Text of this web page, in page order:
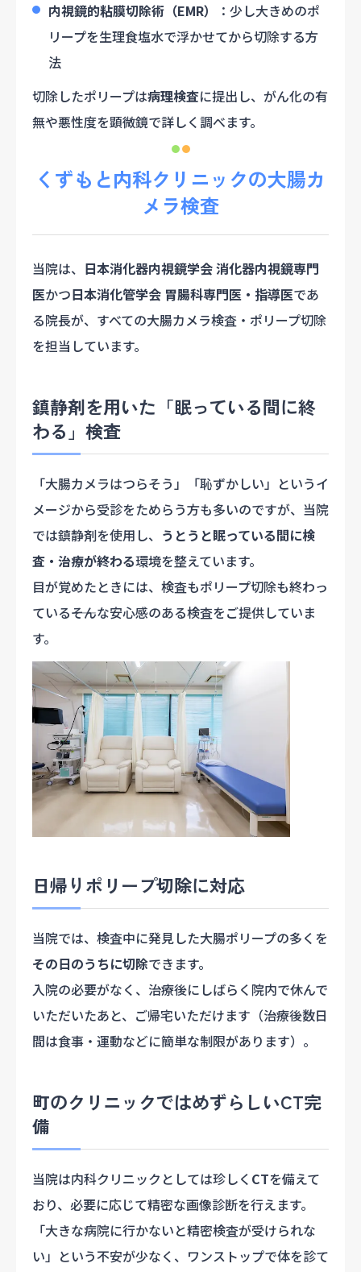
内視鏡的粘膜切除術（EMR）
：少し大きめのポ
リープを生理食塩水で浮かせてから切除する方
法
切除したポリープは病理検査に提出し、がん化の有
無や悪性度を顕微鏡で詳しく調べます。
くずもと内科クリニックの大腸カ
メラ検査
当院は、 日本消化器内視鏡学会 消化器内視鏡専門
医かつ日本消化管学会 胃腸科専門医・指導医であ
る院長が、すべての大腸カメラ検査・ポリープ切除
を担当しています。
鎮静剤を用いた「眠っている間に終
わる」検査
「大腸カメラはつらそう」「恥ずかしい」というイ
メージから受診をためらう方も多いのですが、当院
では鎮静剤を使用し、 うとうと眠っている間に検
査・治療が終わる環境を整えています。
目が覚めたときには、検査もポリープ切除も終わっ
ている――そんな安心感のある検査をご提供していま
す。
日帰りポリープ切除に対応
当院では、検査中に発見した大腸ポリープの多くを
その日のうちに切除できます。
入院の必要がなく、治療後にしばらく院内で休んで
いただいたあと、ご帰宅いただけます（治療後数日
間は食事・運動などに簡単な制限があります）。
町のクリニックではめずらしいCT完
備
当院は内科クリニックとしては珍しく CTを備えて
おり、必要に応じて精密な画像診断を行えます。
「大きな病院に行かないと精密検査が受けられな
い」という不安が少なく、ワンストップで体を診て